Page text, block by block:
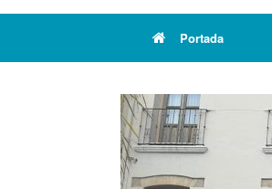
Portada